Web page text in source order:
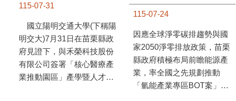
115-07-31
國立陽明交通大學(下稱陽
明交大)7月31日在苗栗縣政
府見證下，與禾榮科技股份
有限公司簽署「核心醫療產
業推動園區」產學暨人才培
115-07-24
因應全球淨零碳排趨勢與國
家2050淨零排放政策，苗栗
縣政府積極布局前瞻能源產
業，率全國之先規劃推動
「氫能產業專區BOT案」，